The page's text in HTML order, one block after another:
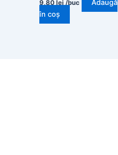
9,80 lei /buc
Adaugă
în coș